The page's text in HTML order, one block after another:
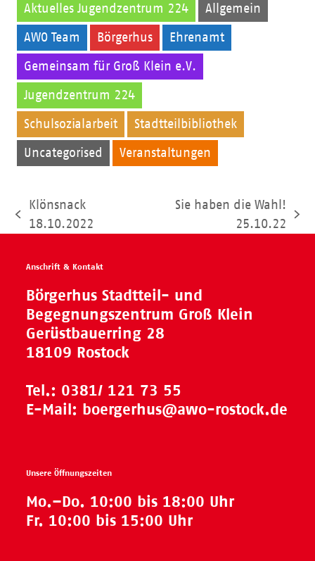
Aktuelles Jugendzentrum 224 Allgemein
AWO Team Börgerhus Ehrenamt
Gemeinsam für Groß Klein e.V.
Jugendzentrum 224
Schulsozialarbeit Stadtteilbibliothek
Uncategorised Veranstaltungen
vorheriger
Klönsnack
18.10.2022
Sie haben die Wahl!
25.10.22
Anschrift & Kontakt
Börgerhus Stadtteil- und
Begegnungszentrum Groß Klein
Gerüstbauerring 28
18109 Rostock
Tel.: 0381/ 121 73 55
E-Mail: boergerhus@awo-rostock.de
Unsere Öffnungszeiten
Mo.–Do. 10:00 bis 18:00 Uhr
Fr. 10:00 bis 15:00 Uhr